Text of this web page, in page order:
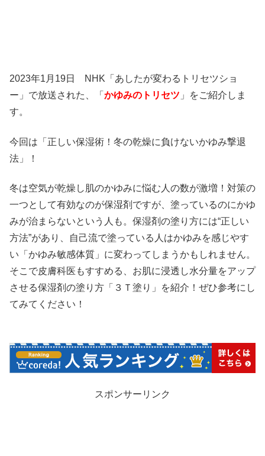
2023年1月19日 NHK「あしたが変わるトリセツショ
ー」で放送された、「 かゆみのトリセツ 」をご紹介しま
す。
今回は「正しい保湿術！冬の乾燥に負けないかゆみ撃退
法」！
冬は空気が乾燥し肌のかゆみに悩む人の数が激増！対策の
一つとして有効なのが保湿剤ですが、塗っているのにかゆ
みが治まらないという人も。保湿剤の塗り方には“正しい
方法”があり、自己流で塗っている人はかゆみを感じやす
い「かゆみ敏感体質」に変わってしまうかもしれません。
そこで皮膚科医もすすめる、お肌に浸透し水分量をアップ
させる保湿剤の塗り方「３Ｔ塗り」を紹介！ぜひ参考にし
てみてください！
スポンサーリンク